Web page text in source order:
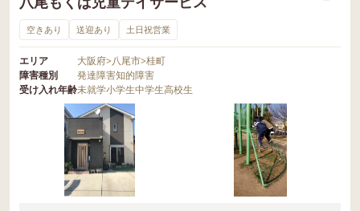
空きあり 送迎あり 土日祝営業
エリア 大阪府>八尾市>桂町
障害種別
発達障害知的障害
受け入れ年齢未就学小学生中学生高校生